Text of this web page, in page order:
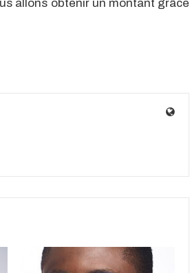
allons obtenir un montant grâce